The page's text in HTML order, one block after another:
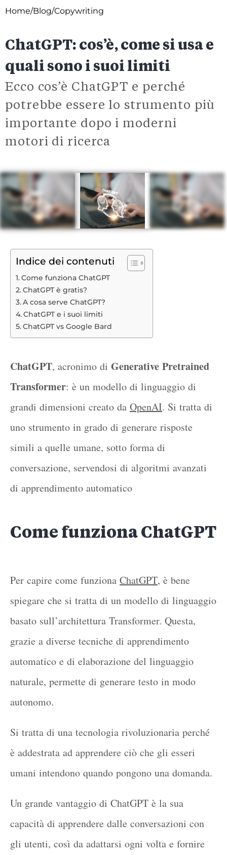
Home/Blog/Copywriting
ChatGPT: cos’è, come si usa e
quali sono i suoi limiti
Ecco cos’è ChatGPT e perché
potrebbe essere lo strumento più
importante dopo i moderni
motori di ricerca
Indice dei contenuti
Come funziona ChatGPT
ChatGPT è gratis?
A cosa serve ChatGPT?
ChatGPT e i suoi limiti
ChatGPT vs Google Bard
ChatGPT, acronimo di Generative Pretrained
Transformer: è un modello di linguaggio di
grandi dimensioni creato da OpenAI. Si tratta di
uno strumento in grado di generare risposte
simili a quelle umane, sotto forma di
conversazione, servendosi di algoritmi avanzati
di apprendimento automatico
Come funziona ChatGPT
Per capire come funziona ChatGPT, è bene
spiegare che si tratta di un modello di linguaggio
basato sull’architettura Transformer. Questa,
grazie a diverse tecniche di apprendimento
automatico e di elaborazione del linguaggio
naturale, permette di generare testo in modo
autonomo.
Si tratta di una tecnologia rivoluzionaria perché
è addestrata ad apprendere ciò che gli esseri
umani intendono quando pongono una domanda.
Un grande vantaggio di ChatGPT è la sua
capacità di apprendere dalle conversazioni con
gli utenti, così da adattarsi ogni volta e fornire